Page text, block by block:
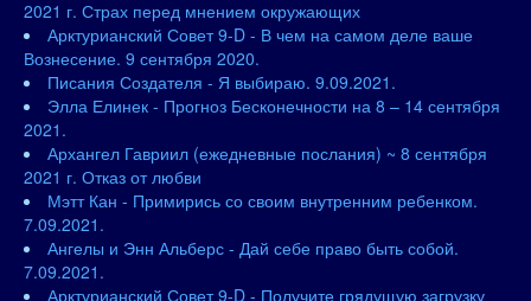
2021 г. Страх перед мнением окружающих
Арктурианский Совет 9-D - В чем на самом деле ваше
Вознесение. 9 сентября 2020.
Писания Создателя - Я выбираю. 9.09.2021.
Элла Елинек - Прогноз Бесконечности на 8 – 14 сентября
2021.
Архангел Гавриил (ежедневные послания) ~ 8 сентября
2021 г. Отказ от любви
Мэтт Кан - Примирись со своим внутренним ребенком.
7.09.2021.
Ангелы и Энн Альберс - Дай себе право быть собой.
7.09.2021.
Арктурианский Совет 9-D - Получите грядущую загрузку